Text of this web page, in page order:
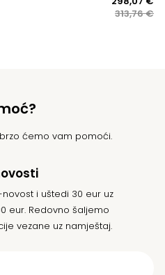
313,76€
ćemo vam pomoći.
i uštedi 30 eur uz
eur. Redovno šaljemo
vezane uz namještaj.